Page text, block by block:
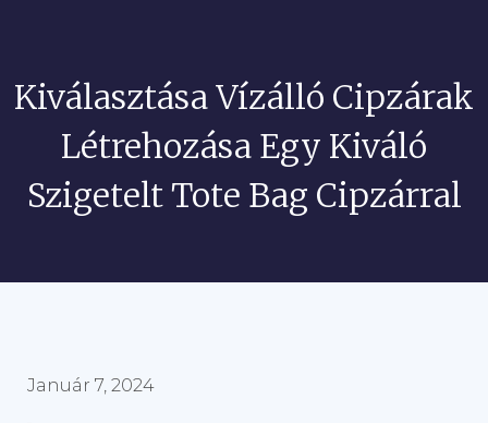
Kiválasztása Vízálló Cipzárak
Létrehozása Egy Kiváló
Szigetelt Tote Bag Cipzárral
Január 7, 2024